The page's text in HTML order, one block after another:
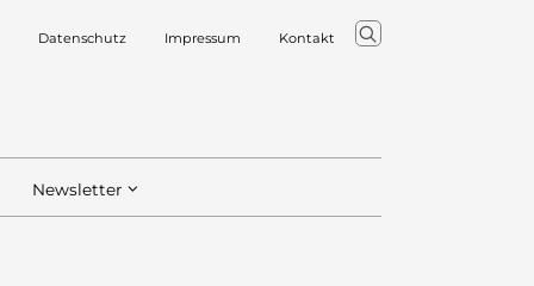
Datenschutz Impressum Kontakt
Newsletter